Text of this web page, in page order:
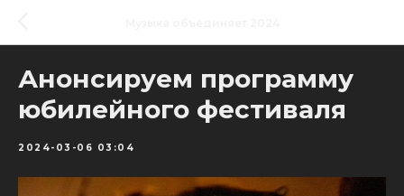
Анонсируем программу
юбилейного фестиваля
2024-03-06 03:04